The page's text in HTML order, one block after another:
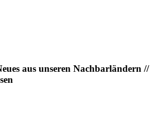
aus unseren Nachbarländern //